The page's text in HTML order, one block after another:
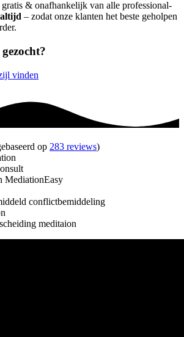
& onafhankelijk van alle professional-
– zodat onze klanten het beste geholpen
vinden
op 283 reviews)